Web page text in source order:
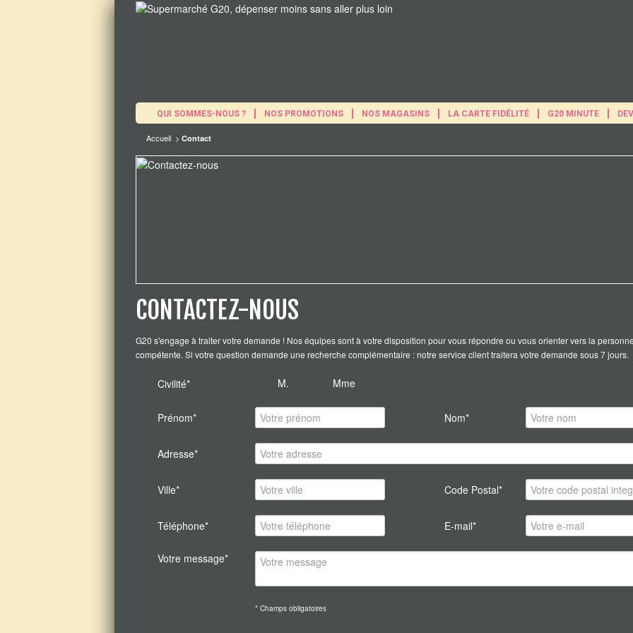
QUI SOMMES-NOUS ? NOS PROMOTIONS NOS MAGASINS LA CARTE FIDÉLITÉ G20 MINUTE
Accueil > Contact
CONTACTEZ-NOUS
G20 s'engage à traiter votre demande ! Nos équipes sont à votre disposition pour vous répondre ou vous orienter vers la
compétente. Si votre question demande une recherche complémentaire : notre service client traitera votre demande sous 7 jours.
Civilité* M. Mme
Prénom* Nom*
Adresse*
Ville* Code Postal*
Téléphone* E-mail*
Votre message*
* Champs obligatoires